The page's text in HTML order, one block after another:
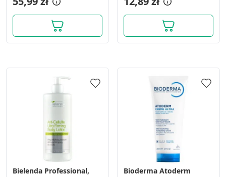
Bielenda Professional,
Bioderma Atoderm
Cele przetwarzania inne niż IAB:
Niezbędne
Wydajność (Performance)